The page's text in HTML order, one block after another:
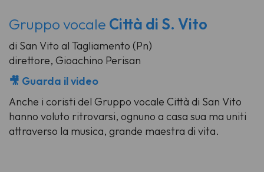
Gruppo vocale Città di S. Vito
di San Vito al Tagliamento (Pn)
direttore, Gioachino Perisan
🎥 Guarda il video
Anche i coristi del Gruppo vocale Città di San Vito
hanno voluto ritrovarsi, ognuno a casa sua ma uniti
attraverso la musica, grande maestra di vita.